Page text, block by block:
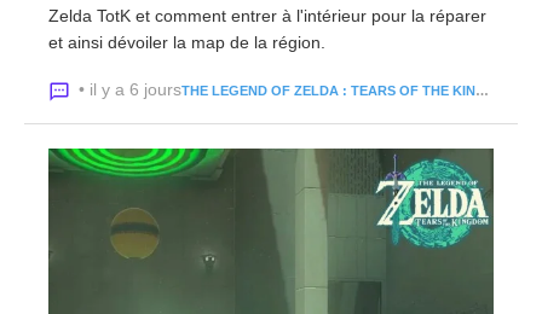
Zelda TotK et comment entrer à l'intérieur pour la réparer
et ainsi dévoiler la map de la région.
• il y a 6 jours THE LEGEND OF ZELDA : TEARS OF THE KINGDOM